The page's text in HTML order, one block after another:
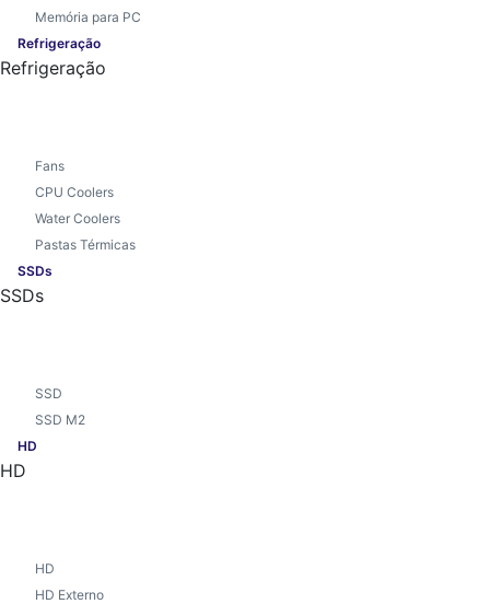
Memória para PC
Refrigeração
Refrigeração
Fans
CPU Coolers
Water Coolers
Pastas Térmicas
SSDs
SSDs
SSD
SSD M2
HD
HD
HD
HD Externo